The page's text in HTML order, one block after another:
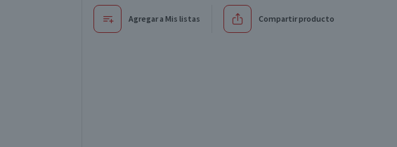
Agregar a Mis listas Compartir producto